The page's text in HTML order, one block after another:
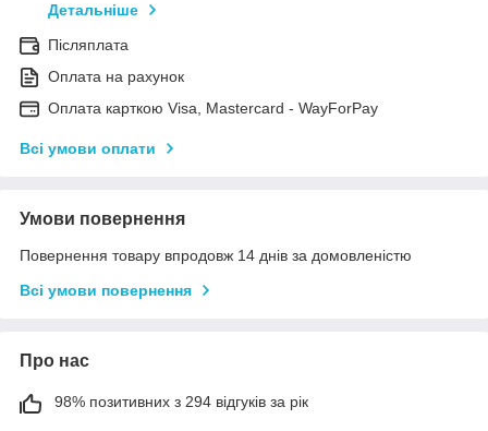
Детальніше
Післяплата
Оплата на рахунок
Оплата карткою Visa, Mastercard - WayForPay
Всі умови оплати
Умови повернення
Повернення товару впродовж 14 днів за домовленістю
Всі умови повернення
Про нас
98% позитивних з 294 відгуків за рік